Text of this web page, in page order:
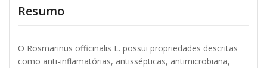
Resumo
O Rosmarinus officinalis L. possui propriedades descritas
como anti-inflamatórias, antissépticas, antimicrobiana,